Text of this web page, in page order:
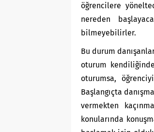
öğrencilere
nereden
bilmeyebilirler.
Bu durum
oturum
oturumsa,
Başlangıçta
vermekten
konularında